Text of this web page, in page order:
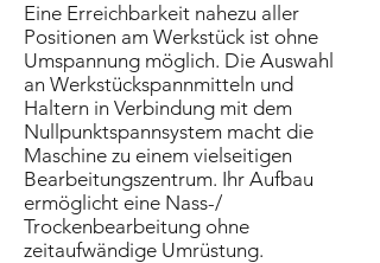
Eine Erreichbarkeit nahezu aller
Positionen am Werkstück ist ohne
Umspannung möglich. Die Auswahl
an Werkstückspannmitteln und
Haltern in Verbindung mit dem
Nullpunktspannsystem macht die
Maschine zu einem vielseitigen
Bearbeitungszentrum. Ihr Aufbau
ermöglicht eine Nass-/
Trockenbearbeitung ohne
zeitaufwändige Umrüstung.